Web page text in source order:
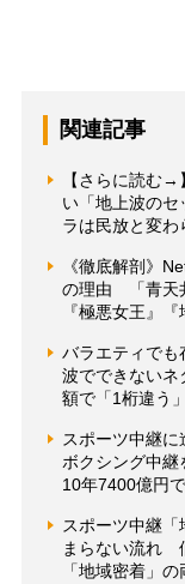
関連記事
【さらに読む
い「地上波のセ
ラは民放と変わ
《徹底解剖》
の理由 「青天
『極悪女王』
バラエティで
波でできないネ
額で「1桁違う
スポーツ中継
ボクシング中継
10年7400億円
スポーツ中継
まらない流れ
「地域密着」の